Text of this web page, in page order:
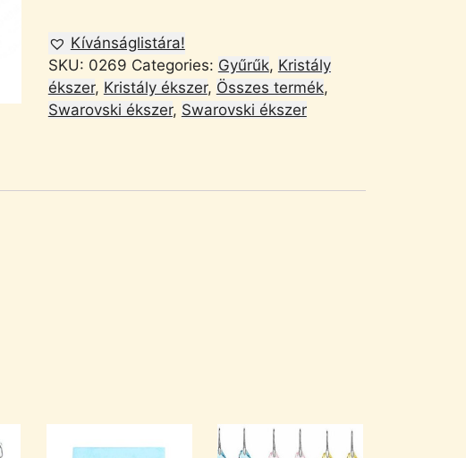
Kívánságlistára!
SKU: 0269 Categories: Gyűrűk, Kristály
ékszer, Kristály ékszer, Összes termék,
Swarovski ékszer, Swarovski ékszer